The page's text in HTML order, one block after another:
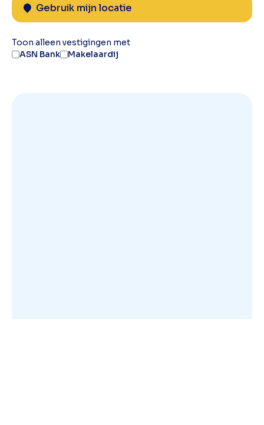
Gebruik mijn locatie
Toon alleen vestigingen met
ASN Bank
Makelaardij